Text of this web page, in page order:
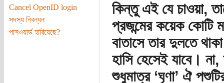
Cancel OpenID login
সদস্য নিবন্ধন
পাসওয়ার্ড হারিয়েছে?
কিন্তু এই যে চাওয়া,
প্রজন্মের কয়েক কোটি
বাতাসে তার দুলতে
হাসি হেসেই যাবে।
শুধুমাত্র ‘ঘৃণা’ ঐ